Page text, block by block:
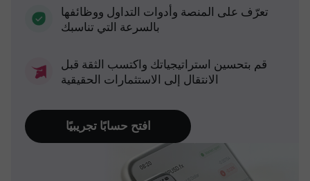
تعرّف على المنصة وأدوات التداول ووظائفها
بالسرعة التي تناسبك
قم بتحسين استراتيجياتك واكتسب الثقة قبل
الانتقال إلى الاستثمارات الحقيقية
افتح حسابًا تجريبيًا